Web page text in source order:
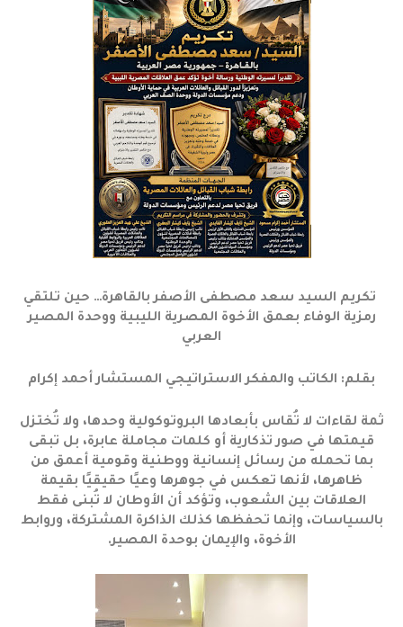
تكريم السيد سعد مصطفى الأصفر بالقاهرة… حين تلتقي
رمزية الوفاء بعمق الأخوة المصرية الليبية ووحدة المصير
العربي
بقلم: الكاتب والمفكر الاستراتيجي المستشار أحمد إكرام
ثمة لقاءات لا تُقاس بأبعادها البروتوكولية وحدها، ولا تُختزل
قيمتها في صور تذكارية أو كلمات مجاملة عابرة، بل تبقى
بما تحمله من رسائل إنسانية ووطنية وقومية أعمق من
ظاهرها، لأنها تعكس في جوهرها وعيًا حقيقيًا بقيمة
العلاقات بين الشعوب، وتؤكد أن الأوطان لا تُبنى فقط
بالسياسات، وإنما تحفظها كذلك الذاكرة المشتركة، وروابط
الأخوة، والإيمان بوحدة المصير.